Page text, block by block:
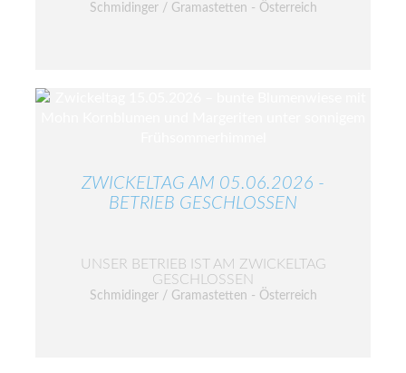
Schmidinger / Gramastetten - Österreich
ZWICKELTAG AM 05.06.2026 -
BETRIEB GESCHLOSSEN
UNSER BETRIEB IST AM ZWICKELTAG
GESCHLOSSEN
Schmidinger / Gramastetten - Österreich